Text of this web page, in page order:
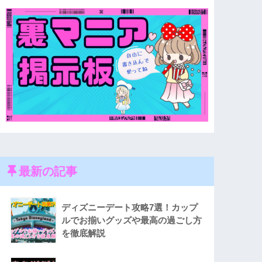
最新の記事
ディズニーデート攻略7選！カップ
ルでお揃いグッズや最高の過ごし方
を徹底解説